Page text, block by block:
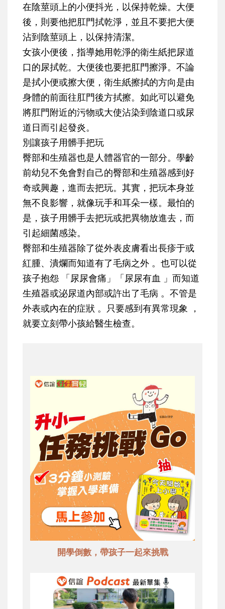
在陰莖頭上的小便抖光，以保持乾燥。大便
後，則要他把肛門拭乾淨，並且不要把大便
沾到陰莖頭上，以保持清潔。
女孩小便後，指導她用乾淨的衛生紙把尿道
口的尿拭乾。大便後也要把肛門擦淨。不論
是拭小便或擦大便，衛生紙擦拭的方向是由
身體的前面往肛門後方拭擦。如此可以避免
將肛門附近的污物或大使沾染到陰道口或尿
道日而引起發炎。
別讓孩子用髒手把玩
臀部和生殖器也是人體器官的一部分。學齡
前幼兒不免會對自己的臀部和生殖器感到好
奇或興趣，進而去把玩。其實，把玩本身並
無不良影響，就像玩手和耳朵一樣。最怕的
是，孩子用髒手去把玩或把異物放進去，而
引起細菌感染。
臀部和生殖器除了從外表皮膚看出長疹于或
紅腫、潰爛而知道有了毛病之外 。也可以從
孩子抱怨 「尿尿會痛」「尿尿有血 」而知道
生殖器或泌尿道內部或許出了毛病 。不管是
外表或內在的症狀 。只要感到有異常現象 ，
就要立刻帶小孩給醫生檢查。
開學倒數，帶孩子一起來挑戰